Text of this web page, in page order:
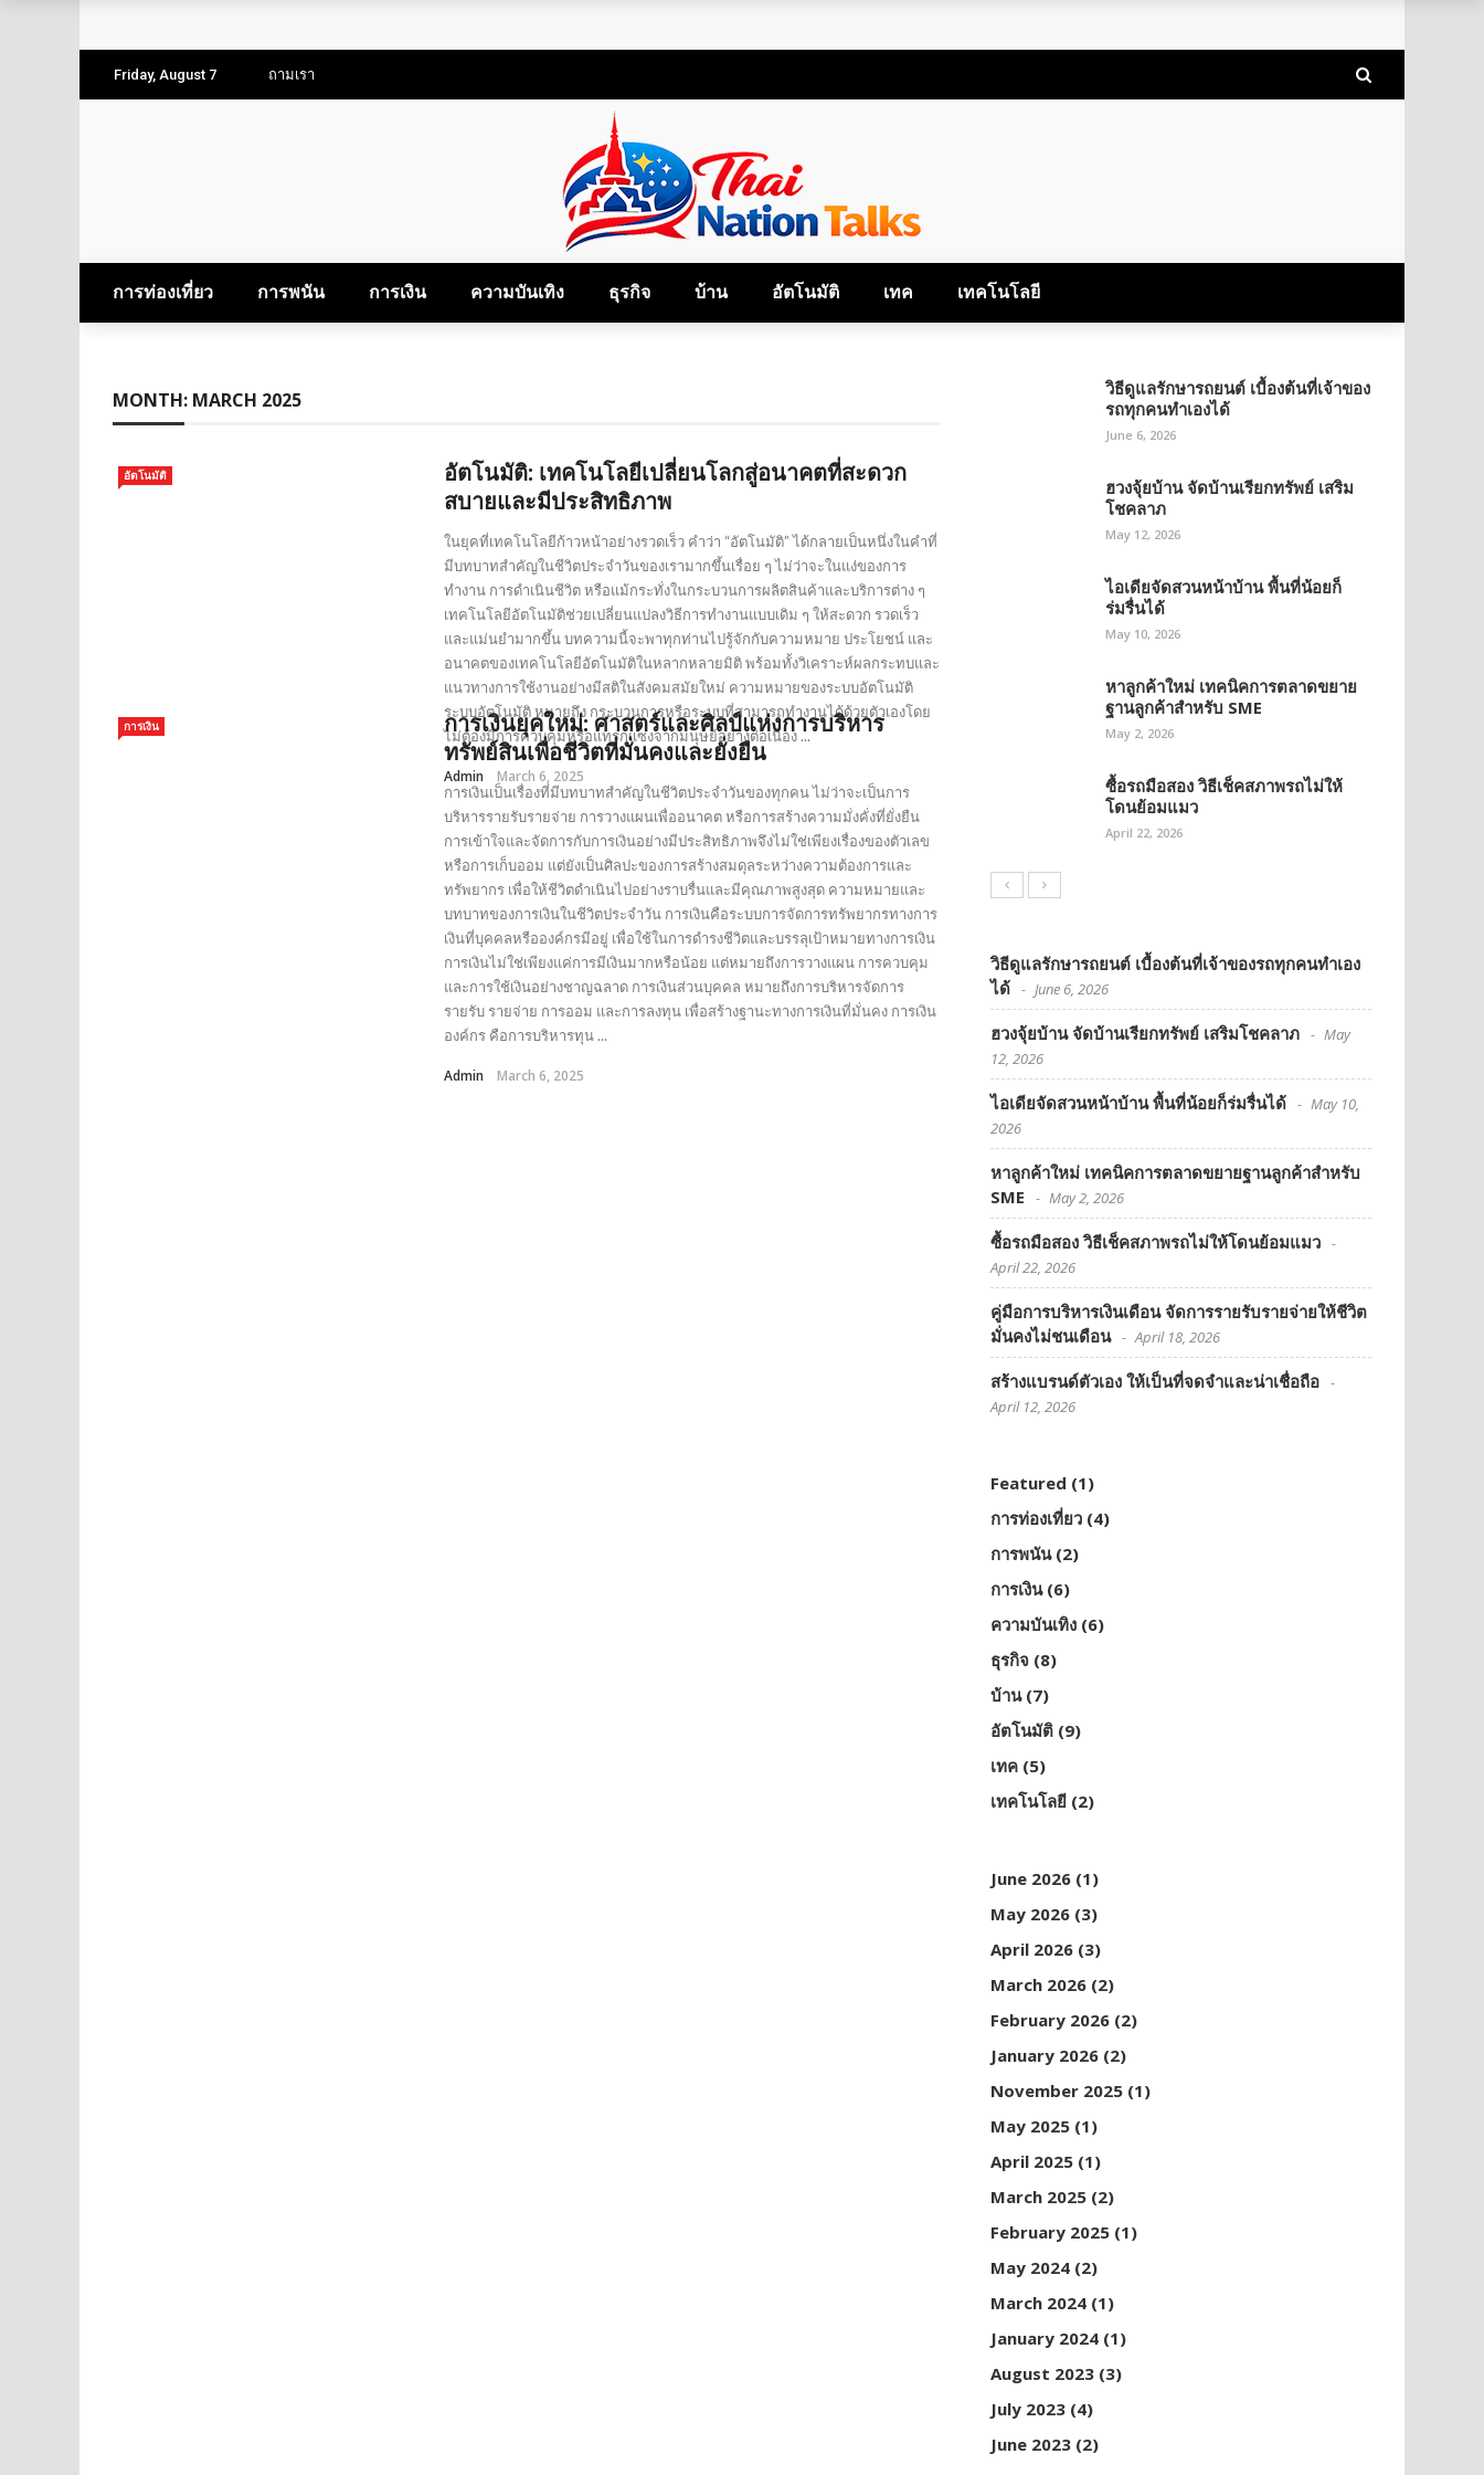
คู่มือท่องเที่ยว สำหรับแบ็คแพ็คเกอร์ลุยเดี่ยว
Friday, August 7 ถามเรา
การท่องเที่ยว การพนัน การเงิน ความบันเทิง ธุรกิจ บ้าน อัตโนมัติ เทค เทคโนโลยี
MONTH: MARCH 2025
อัตโนมัติ
อัตโนมัติ: เทคโนโลยีเปลี่ยนโลกสู่อนาคตที่สะดวก
สบายและมีประสิทธิภาพ
ในยุคที่เทคโนโลยีก้าวหน้าอย่างรวดเร็ว คำว่า “อัตโนมัติ” ได้กลายเป็นหนึ่งในคำที่
มีบทบาทสำคัญในชีวิตประจำวันของเรามากขึ้นเรื่อย ๆ ไม่ว่าจะในแง่ของการ
ทำงาน การดำเนินชีวิต หรือแม้กระทั่งในกระบวนการผลิตสินค้าและบริการต่าง ๆ
เทคโนโลยีอัตโนมัติช่วยเปลี่ยนแปลงวิธีการทำงานแบบเดิม ๆ ให้สะดวก รวดเร็ว
และแม่นยำมากขึ้น บทความนี้จะพาทุกท่านไปรู้จักกับความหมาย ประโยชน์ และ
อนาคตของเทคโนโลยีอัตโนมัติในหลากหลายมิติ พร้อมทั้งวิเคราะห์ผลกระทบและ
แนวทางการใช้งานอย่างมีสติในสังคมสมัยใหม่ ความหมายของระบบอัตโนมัติ
ระบบอัตโนมัติ หมายถึง กระบวนการหรือระบบที่สามารถทำงานได้ด้วยตัวเองโดย
ไม่ต้องมีการควบคุมหรือแทรกแซงจากมนุษย์อย่างต่อเนื่อง ...
Admin March 6, 2025
การเงิน
การเงินยุคใหม่: ศาสตร์และศิลป์แห่งการบริหาร
ทรัพย์สินเพื่อชีวิตที่มั่นคงและยั่งยืน
การเงินเป็นเรื่องที่มีบทบาทสำคัญในชีวิตประจำวันของทุกคน ไม่ว่าจะเป็นการ
บริหารรายรับรายจ่าย การวางแผนเพื่ออนาคต หรือการสร้างความมั่งคั่งที่ยั่งยืน
การเข้าใจและจัดการกับการเงินอย่างมีประสิทธิภาพจึงไม่ใช่เพียงเรื่องของตัวเลข
หรือการเก็บออม แต่ยังเป็นศิลปะของการสร้างสมดุลระหว่างความต้องการและ
ทรัพยากร เพื่อให้ชีวิตดำเนินไปอย่างราบรื่นและมีคุณภาพสูงสุด ความหมายและ
บทบาทของการเงินในชีวิตประจำวัน การเงินคือระบบการจัดการทรัพยากรทางการ
เงินที่บุคคลหรือองค์กรมีอยู่ เพื่อใช้ในการดำรงชีวิตและบรรลุเป้าหมายทางการเงิน
การเงินไม่ใช่เพียงแค่การมีเงินมากหรือน้อย แต่หมายถึงการวางแผน การควบคุม
และการใช้เงินอย่างชาญฉลาด การเงินส่วนบุคคล หมายถึงการบริหารจัดการ
รายรับ รายจ่าย การออม และการลงทุน เพื่อสร้างฐานะทางการเงินที่มั่นคง การเงิน
องค์กร คือการบริหารทุน ...
Admin March 6, 2025
วิธีดูแลรักษารถยนต์ เบื้องต้นที่เจ้าของ
รถทุกคนทำเองได้
June 6, 2026
ฮวงจุ้ยบ้าน จัดบ้านเรียกทรัพย์ เสริม
โชคลาภ
May 12, 2026
ไอเดียจัดสวนหน้าบ้าน พื้นที่น้อยก็
ร่มรื่นได้
May 10, 2026
หาลูกค้าใหม่ เทคนิคการตลาดขยาย
ฐานลูกค้าสำหรับ SME
May 2, 2026
ซื้อรถมือสอง วิธีเช็คสภาพรถไม่ให้
โดนย้อมแมว
April 22, 2026
วิธีดูแลรักษารถยนต์ เบื้องต้นที่เจ้าของรถทุกคนทำเอง
ได้
June 6, 2026
ฮวงจุ้ยบ้าน จัดบ้านเรียกทรัพย์ เสริมโชคลาภ
May
12, 2026
ไอเดียจัดสวนหน้าบ้าน พื้นที่น้อยก็ร่มรื่นได้
May 10,
2026
หาลูกค้าใหม่ เทคนิคการตลาดขยายฐานลูกค้าสำหรับ
SME
May 2, 2026
ซื้อรถมือสอง วิธีเช็คสภาพรถไม่ให้โดนย้อมแมว
April 22, 2026
คู่มือการบริหารเงินเดือน จัดการรายรับรายจ่ายให้ชีวิต
มั่นคงไม่ชนเดือน
April 18, 2026
สร้างแบรนด์ตัวเอง ให้เป็นที่จดจำและน่าเชื่อถือ
April 12, 2026
Featured (1)
การท่องเที่ยว (4)
การพนัน(2)
การเงิน(6)
ความบันเทิง (6)
ธุรกิจ (8)
บ้าน(7)
อัตโนมัติ (9)
เทค (5)
เทคโนโลยี (2)
June 2026 (1)
May 2026 (3)
April 2026 (3)
March 2026 (2)
February 2026 (2)
January 2026 (2)
November 2025 (1)
May 2025 (1)
April 2025 (1)
March 2025 (2)
February 2025 (1)
May 2024 (2)
March 2024 (1)
January 2024 (1)
August 2023 (3)
July 2023 (4)
June 2023 (2)